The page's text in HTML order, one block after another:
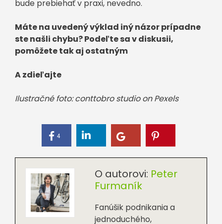
bude prebiehať v praxi, nevedno.
Máte na uvedený výklad iný názor prípadne
ste našli chybu? Podeľte sa v diskusii,
pomôžete tak aj ostatným
A zdieľajte
Ilustračné foto: conttobro studio on Pexels
4
O autorovi: Peter
Furmaník
Fanúšik podnikania a
jednoduchého,